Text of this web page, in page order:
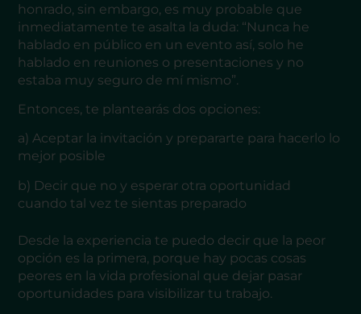
honrado, sin embargo, es muy probable que
inmediatamente te asalta la duda: “Nunca he
hablado en público en un evento así, solo he
hablado en reuniones o presentaciones y no
estaba muy seguro de mí mismo”.
Entonces, te plantearás dos opciones:
a) Aceptar la invitación y prepararte para hacerlo lo
mejor posible
b) Decir que no y esperar otra oportunidad
cuando tal vez te sientas preparado
Desde la experiencia te puedo decir que la peor
opción es la primera, porque hay pocas cosas
peores en la vida profesional que dejar pasar
oportunidades para visibilizar tu trabajo.